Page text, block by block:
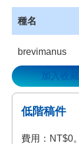
入
種名
brevimanus
加入收藏
低階稿件
費用：NT$0